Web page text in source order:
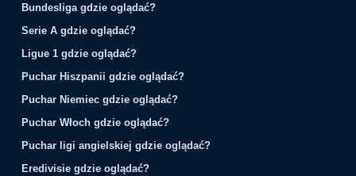
Bundesliga gdzie oglądać?
Serie A gdzie oglądać?
Ligue 1 gdzie oglądać?
Puchar Hiszpanii gdzie oglądać?
Puchar Niemiec gdzie oglądać?
Puchar Włoch gdzie oglądać?
Puchar ligi angielskiej gdzie oglądać?
Eredivisie gdzie oglądać?